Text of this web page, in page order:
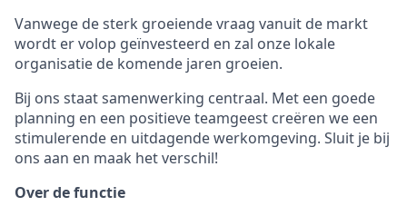
Vanwege de sterk groeiende vraag vanuit de markt
wordt er volop geïnvesteerd en zal onze lokale
organisatie de komende jaren groeien.
Bij ons staat samenwerking centraal. Met een goede
planning en een positieve teamgeest creëren we een
stimulerende en uitdagende werkomgeving. Sluit je bij
ons aan en maak het verschil!
Over de functie